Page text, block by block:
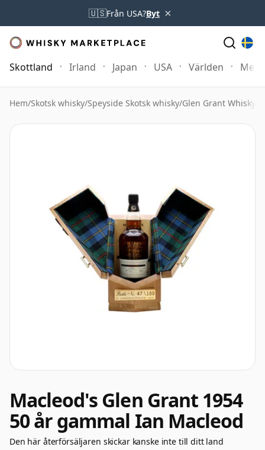
🇺🇸Från USA?Byt ×
Skottland Irland Japan USA Världen Mer
Hem/Skotsk whisky/Speyside Skotsk whisky/Glen Grant Whisky
Macleod's Glen Grant 1954
50 år gammal Ian Macleod
Den här återförsäljaren skickar kanske inte till ditt land